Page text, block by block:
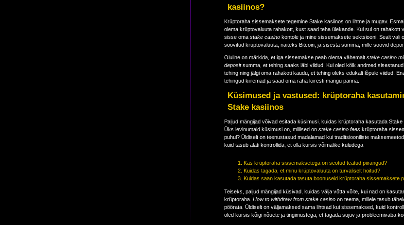
kasiinos?
Krüptoraha sissemaksete tegemine Stake kasiinos on lihtne ja mugav.
olema krüptovaluuta rahakott, kust saad teha ülekande. Kui sul on rahakott
sisse oma stake casinokontole ja mine sissemaksete sektsiooni. Sealt vali
soovitud krüptovaluuta, näiteks Bitcoin, ja sisesta summa, mille soovid
Oluline on märkida, et iga sissemakse peab olema vähemalt stake casino
depositsumma, et tehing saaks läbi viidud. Kui oled kõik andmed
tehing ning jälgi oma rahakoti kaudu, et tehing oleks edukalt lõpule viidud.
tehingud kiiremad ja saad oma raha kiiresti mängu panna.
Küsimused ja vastused: krüptoraha
Stake kasiinos
Paljud mängijad võivad esitada küsimusi, kuidas krüptoraha kasutada Stake
Üks levinumaid küsimusi on, millised on stake casino feeskrüptoraha
puhul? Üldiselt on teenustasud madalamad kui traditsiooniliste
kuid tasub alati kontrollida, et olla kursis võimalike kuludega.
Kas krüptoraha sissemaksetega on seotud teatud piirangud?
Kuidas tagada, et minu krüptovaluuta on turvaliselt hoitud?
Kuidas saan kasutada tasuta boonuseid krüptoraha sissemaksete
Teiseks, paljud mängijad küsivad, kuidas välja võtta võite, kui nad on
krüptoraha. How to withdraw from stake casinoon teema, millele tasub
pöörata. Üldiselt on väljamaksed sama lihtsad kui sissemaksed, kuid
oled kursis kõigi nõuete ja tingimustega, et tagada sujuv ja probleemivaba